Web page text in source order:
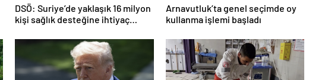
DSÖ: Suriye’de yaklaşık 16 milyon
kişi sağlık desteğine ihtiyaç
Arnavutluk’ta genel seçimde oy
kullanma işlemi başladı